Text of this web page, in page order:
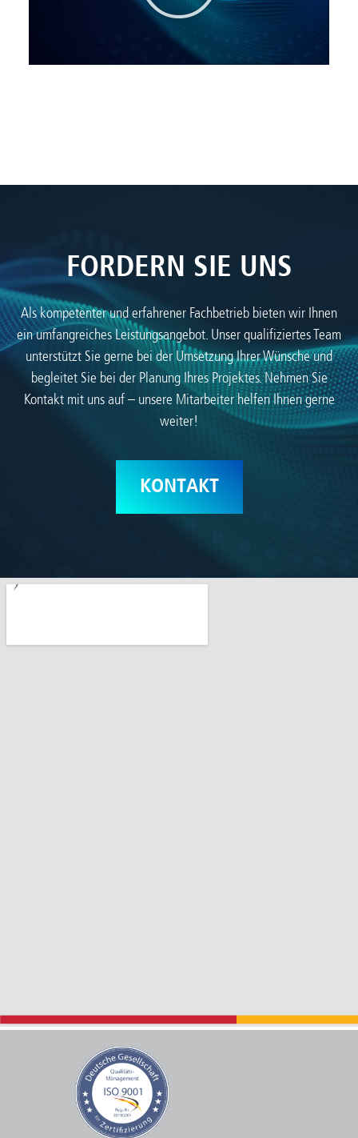
FORDERN SIE UNS
Als kompetenter und erfahrener Fachbetrieb bieten wir Ihnen
ein umfangreiches Leistungsangebot. Unser qualifiziertes Team
unterstützt Sie gerne bei der Umsetzung Ihrer Wünsche und
begleitet Sie bei der Planung Ihres Projektes. Nehmen Sie
Kontakt mit uns auf – unsere Mitarbeiter helfen Ihnen gerne
weiter!
KONTAKT